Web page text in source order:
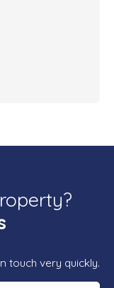
touch very quickly.